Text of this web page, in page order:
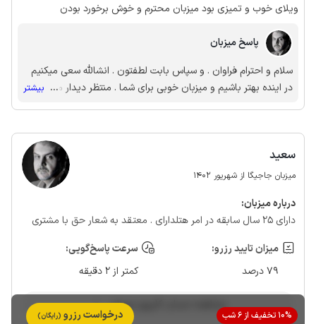
ویلای خوب و تمیزی بود میزبان محترم و خوش برخورد بودن
پاسخ میزبان
سلام و احترام فراوان . و سپاس بابت لطفتون . انشالله سعی میکنیم
در اینده بهتر باشیم و میزبان خوبی برای شما . منتظر دیدار مجدد
... بیشتر
سعید
میزبان جاجیگا از شهریور 1402
درباره‌ میزبان:
دارای ۲۵ سال سابقه در امر هتلدارای . معتقد به شعار حق با مشتری
میزان تایید رزرو:
79 درصد
سرعت پاسخ‌گویی:
کمتر از 2 دقیقه
مشاهده حساب کاربری میزبان
10% تخفیف از 6 شب
درخواست رزرو (رایگان)